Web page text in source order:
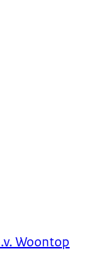
Woontop